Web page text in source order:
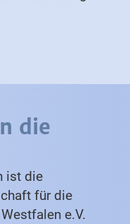
die
ist die
für die
e.V.